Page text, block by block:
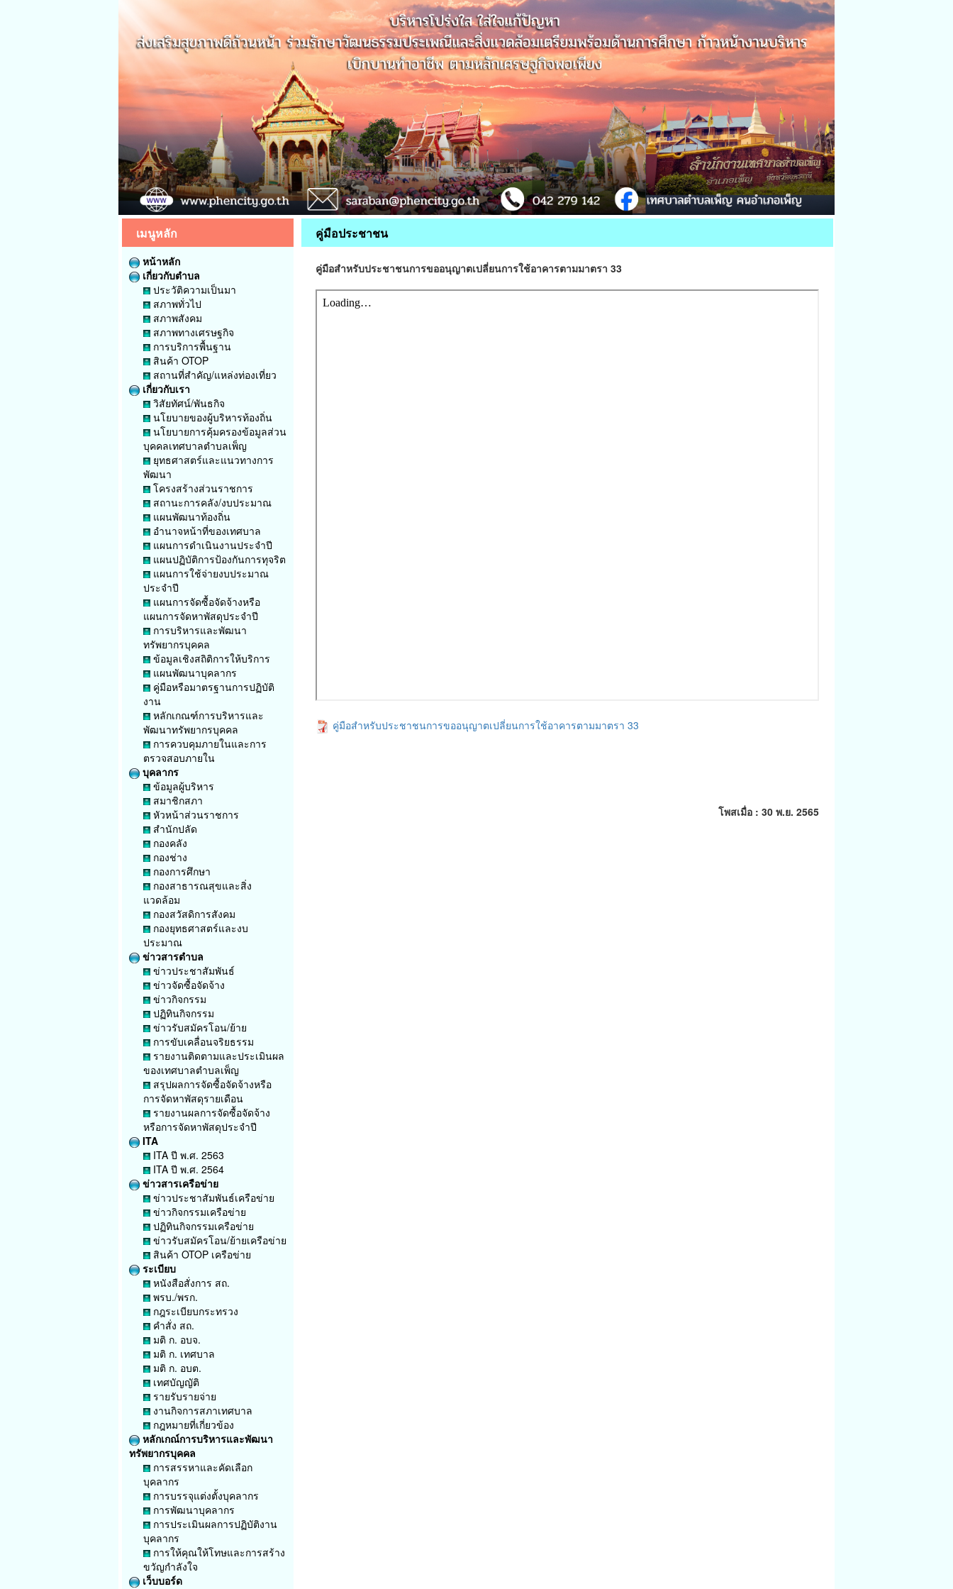
เมนูหลัก
หน้าหลัก
เกี่ยวกับตำบล
ประวัติความเป็นมา
สภาพทั่วไป
สภาพสังคม
สภาพทางเศรษฐกิจ
การบริการพื้นฐาน
สินค้า OTOP
สถานที่สำคัญ/แหล่งท่องเที่ยว
เกี่ยวกับเรา
วิสัยทัศน์/พันธกิจ
นโยบายของผู้บริหารท้องถิ่น
นโยบายการคุ้มครองข้อมูลส่วน
บุคคลเทศบาลตำบลเพ็ญ
ยุทธศาสตร์และแนวทางการ
พัฒนา
โครงสร้างส่วนราชการ
สถานะการคลัง/งบประมาณ
แผนพัฒนาท้องถิ่น
อำนาจหน้าที่ของเทศบาล
แผนการดำเนินงานประจำปี
แผนปฏิบัติการป้องกันการทุจริต
แผนการใช้จ่ายงบประมาณ
ประจำปี
แผนการจัดซื้อจัดจ้างหรือ
แผนการจัดหาพัสดุประจำปี
การบริหารและพัฒนา
ทรัพยากรบุคคล
ข้อมูลเชิงสถิติการให้บริการ
แผนพัฒนาบุคลากร
คู่มือหรือมาตรฐานการปฏิบัติ
งาน
หลักเกณฑ์การบริหารและ
พัฒนาทรัพยากรบุคคล
การควบคุมภายในและการ
ตรวจสอบภายใน
บุคลากร
ข้อมูลผู้บริหาร
สมาชิกสภา
หัวหน้าส่วนราชการ
สำนักปลัด
กองคลัง
กองช่าง
กองการศึกษา
กองสาธารณสุขและสิ่ง
แวดล้อม
กองสวัสดิการสังคม
กองยุทธศาสตร์และงบ
ประมาณ
ข่าวสารตำบล
ข่าวประชาสัมพันธ์
ข่าวจัดซื้อจัดจ้าง
ข่าวกิจกรรม
ปฏิทินกิจกรรม
ข่าวรับสมัครโอน/ย้าย
การขับเคลื่อนจริยธรรม
รายงานติดตามและประเมินผล
ของเทศบาลตำบลเพ็ญ
สรุปผลการจัดซื้อจัดจ้างหรือ
การจัดหาพัสดุรายเดือน
รายงานผลการจัดซื้อจัดจ้าง
หรือการจัดหาพัสดุประจำปี
ITA
ITA ปี พ.ศ. 2563
ITA ปี พ.ศ. 2564
ข่าวสารเครือข่าย
ข่าวประชาสัมพันธ์เครือข่าย
ข่าวกิจกรรมเครือข่าย
ปฏิทินกิจกรรมเครือข่าย
ข่าวรับสมัครโอน/ย้ายเครือข่าย
สินค้า OTOP เครือข่าย
ระเบียบ
หนังสือสั่งการ สถ.
พรบ./พรก.
กฎระเบียบกระทรวง
คำสั่ง สถ.
มติ ก. อบจ.
มติ ก. เทศบาล
มติ ก. อบต.
เทศบัญญัติ
รายรับรายจ่าย
งานกิจการสภาเทศบาล
กฎหมายที่เกี่ยวข้อง
หลักเกณ์การบริหารและพัฒนา
ทรัพยากรบุคคล
การสรรหาและคัดเลือก
บุคลากร
การบรรจุแต่งตั้งบุคลากร
การพัฒนาบุคลากร
การประเมินผลการปฏิบัติงาน
บุคลากร
การให้คุณให้โทษและการสร้าง
ขวัญกำลังใจ
เว็บบอร์ด
คู่มือประชาชน
คู่มือสำหรับประชาชนการขออนุญาตเปลี่ยนการใช้อาคารตามมาตรา 33
คู่มือสำหรับประชาชนการขออนุญาตเปลี่ยนการใช้อาคารตามมาตรา 33
โพสเมื่อ : 30 พ.ย. 2565